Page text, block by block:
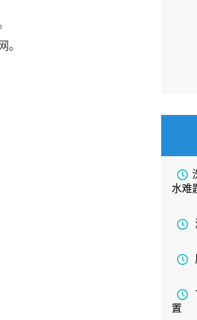
。
水难
置